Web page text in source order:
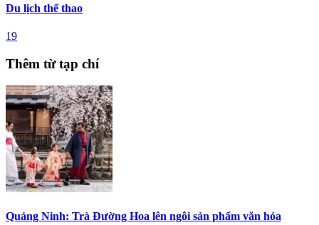
Du lịch thể thao
19
Thêm từ tạp chí
Quảng Ninh: Trà Đường Hoa lên ngôi sản phẩm văn hóa